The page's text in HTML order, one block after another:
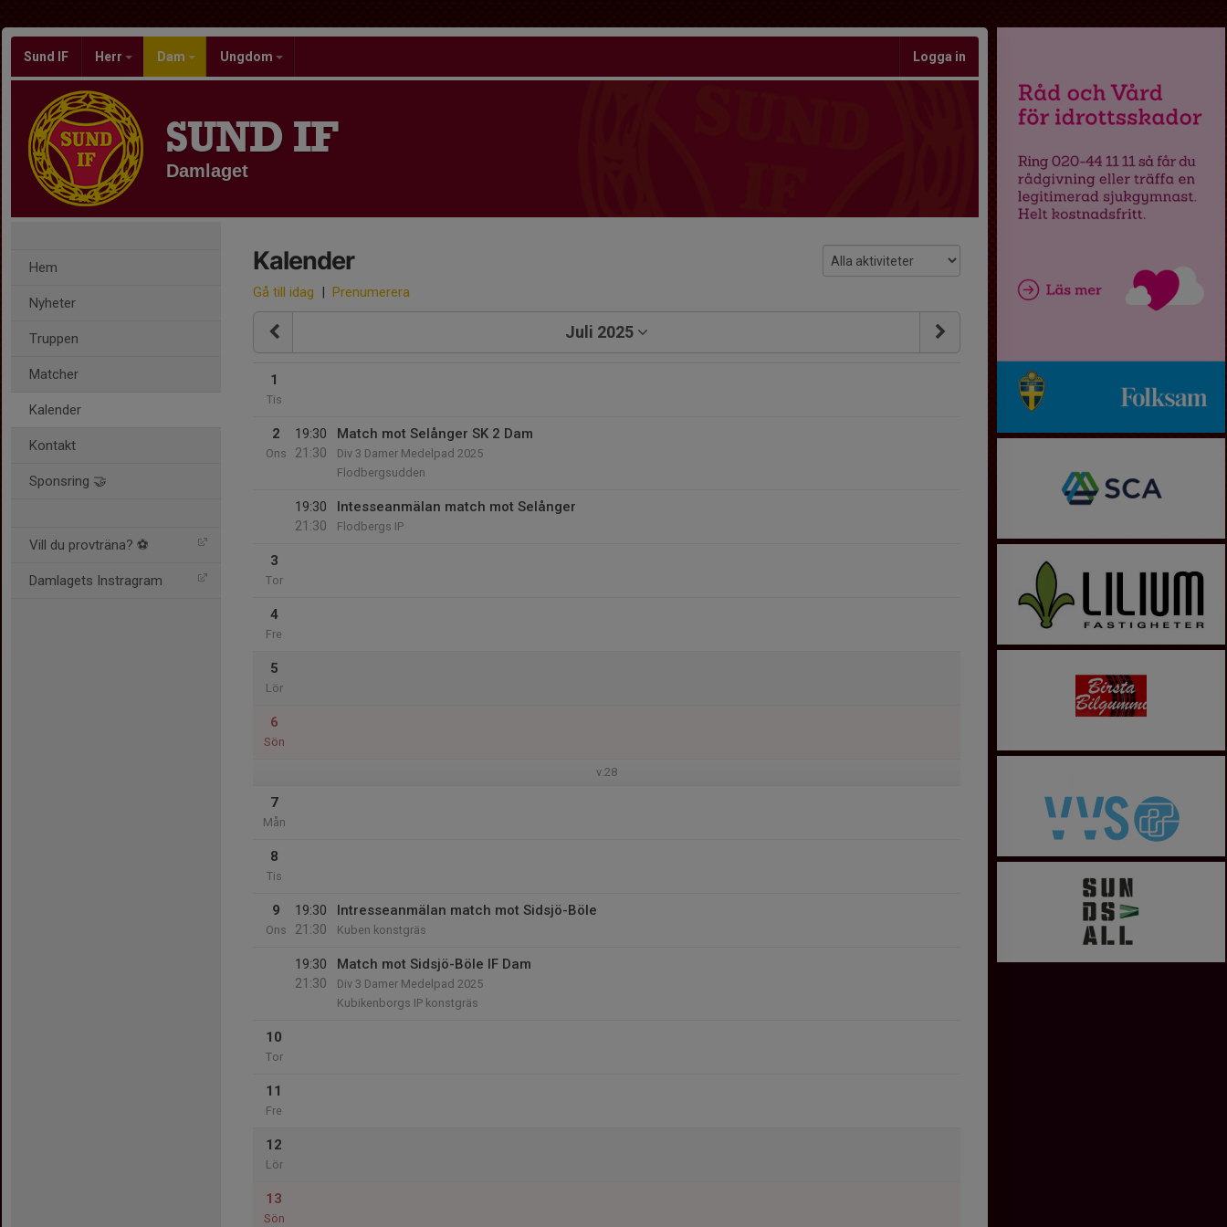
Sund IF Herr Dam Ungdom Logga in
SUND IF
Damlaget
Hem
Nyheter
Truppen
Matcher
Kalender
Kontakt
Sponsring 🤝
Vill du provträna? ⚽️
Damlagets Instragram
Kalender
Gå till idag | Prenumerera
Juli 2025
1
Tis
2
Ons
19:30
21:30
Match mot Selånger SK 2 Dam
Div 3 Damer Medelpad 2025
Flodbergsudden
19:30
21:30
Intesseanmälan match mot Selånger
Flodbergs IP
3
Tor
4
Fre
5
Lör
6
Sön
v.28
7
Mån
8
Tis
9
Ons
19:30
21:30
Intresseanmälan match mot Sidsjö-Böle
Kuben konstgräs
19:30
21:30
Match mot Sidsjö-Böle IF Dam
Div 3 Damer Medelpad 2025
Kubikenborgs IP konstgräs
10
Tor
11
Fre
12
Lör
13
Sön